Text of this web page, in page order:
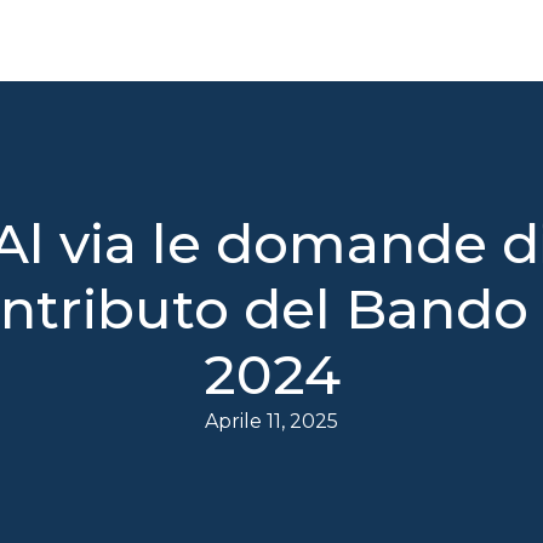
via le domande
del Bando
2024
Aprile 11, 2025